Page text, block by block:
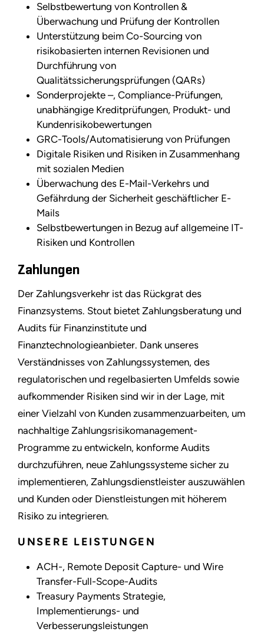
Selbstbewertung von Kontrollen &
Überwachung und Prüfung der Kontrollen
Unterstützung beim Co-Sourcing von
risikobasierten internen Revisionen und
Durchführung von
Qualitätssicherungsprüfungen (QARs)
Sonderprojekte –, Compliance-Prüfungen,
unabhängige Kreditprüfungen, Produkt- und
Kundenrisikobewertungen
GRC-Tools/Automatisierung von Prüfungen
Digitale Risiken und Risiken in Zusammenhang
mit sozialen Medien
Überwachung des E-Mail-Verkehrs und
Gefährdung der Sicherheit geschäftlicher E-
Mails
Selbstbewertungen in Bezug auf allgemeine IT-
Risiken und Kontrollen
Zahlungen
Der Zahlungsverkehr ist das Rückgrat des
Finanzsystems. Stout bietet Zahlungsberatung und
Audits für Finanzinstitute und
Finanztechnologieanbieter. Dank unseres
Verständnisses von Zahlungssystemen, des
regulatorischen und regelbasierten Umfelds sowie
aufkommender Risiken sind wir in der Lage, mit
einer Vielzahl von Kunden zusammenzuarbeiten, um
nachhaltige Zahlungsrisikomanagement-
Programme zu entwickeln, konforme Audits
durchzuführen, neue Zahlungssysteme sicher zu
implementieren, Zahlungsdienstleister auszuwählen
und Kunden oder Dienstleistungen mit höherem
Risiko zu integrieren.
UNSERE LEISTUNGEN
ACH-, Remote Deposit Capture- und Wire
Transfer-Full-Scope-Audits
Treasury Payments Strategie,
Implementierungs- und
Verbesserungsleistungen